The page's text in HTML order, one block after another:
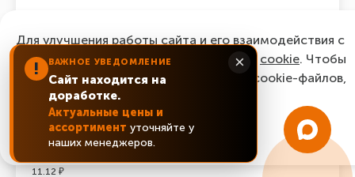
Болт мебельный DIN 603 (ГОСТ 7802-81) с квадратным
подголовком М10*50 цинк
Артикул:
11.12 ₽
! ВАЖНОЕ УВЕДОМЛЕНИЕ
Сайт находится на
доработке.
Актуальные цены и
ассортимент уточняйте у
наших менеджеров.
×
Для улучшения работы сайта и его взаимодействия с
пользователями мы используем файлы cookie. Чтобы
согласиться с нашим использованием cookie-файлов,
нажмите “Ок, понятно!”
ОК, понятно!